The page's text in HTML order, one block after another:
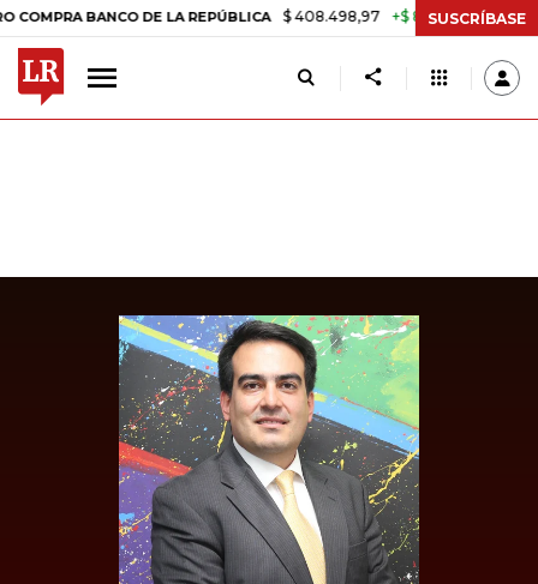
BANCO DE LA REPÚBLICA $ 408.498,97 +$ 8.753,81 +2,19%
SUSCRÍBASE